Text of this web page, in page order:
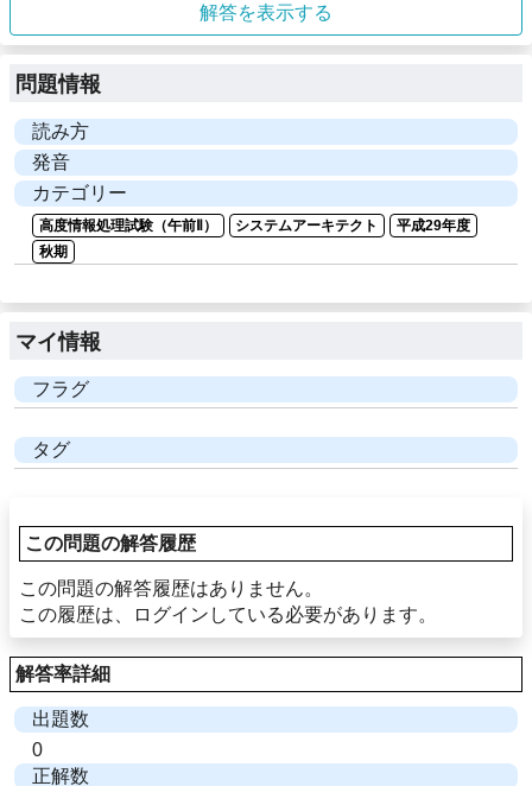
解答を表示する
問題情報
読み方
発音
カテゴリー
高度情報処理試験（午前Ⅱ） システムアーキテクト
平成29年度
秋期
マイ情報
フラグ
タグ
この問題の解答履歴
この問題の解答履歴はありません。
この履歴は、ログインしている必要があります。
解答率詳細
出題数
0
正解数